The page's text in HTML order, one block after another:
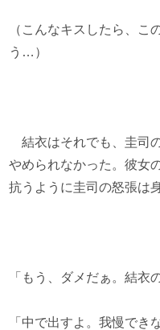
（こんなキスしたら、こ
う…）
結衣はそれでも、圭司
やめられなかった。彼女
抗うように圭司の怒張は
「もう、ダメだぁ。結衣
「中で出すよ。我慢でき